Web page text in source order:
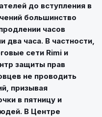
до вступления в
большинство
часов
два часа. В частности,
сети Rimi и
защиты прав
не проводить
призывая
в пятницу и
В Центре